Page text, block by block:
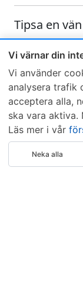
Vi värnar din
Vi använder
analysera trafik
acceptera alla,
ska vara aktiva.
Läs mer i vår
Neka alla
Tipsa en vän
Skicka ett e-
Kontakta
Om KCR/